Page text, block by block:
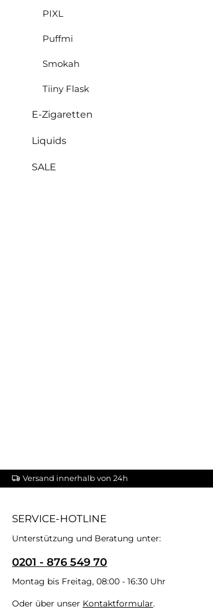
PIXL
Puffmi
Smokah
Tiiny Flask
E-Zigaretten
Liquids
SALE
Versand innerhalb von 24h
SERVICE-HOTLINE
Unterstützung und Beratung unter:
0201 - 876 549 70
Montag bis Freitag, 08:00 - 16:30 Uhr
Oder über unser Kontaktformular.